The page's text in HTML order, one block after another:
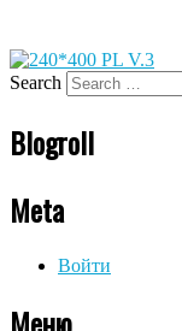
Search
Blogroll
Meta
Войти
Меню